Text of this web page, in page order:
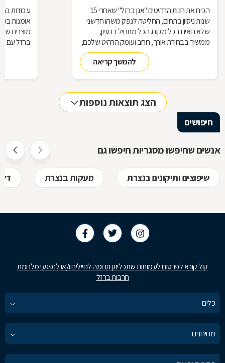
הכירו את חנות הרהיטים ''אגן ברזל'' שאחרי 15
שנות ניסיון בתחום, החליטה לנפק משהו חדשני
שלא רואים בכל מקום. הכל מתחיל ברעיון,
ממשיך בבחירת אורך, רוחב ועומק הרהיט שלכם,
ממשיך בייצור מקורי ממיטב חומרי הגלם ומסתיים
ביצירת הפתרון המרשים והמעשי ביותר עבורכם
להמשך קריאה
עבודות
אומנות
מוצרים
ברזל עם
הצג תוצאות נוספות
חיפושים
אנשים שחיפשו מסגריות חיפשו גם
שיפוצים ותיקונים בנצרת מעקות בנצרת
קול קורא לפרסום לעמותות שתכליתן תרומה לחיילים ו/או לנפגעי מלחמת
חרבות ברזל
כלים
מחירונים